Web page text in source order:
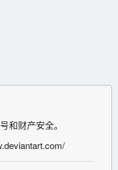
和财产安全。